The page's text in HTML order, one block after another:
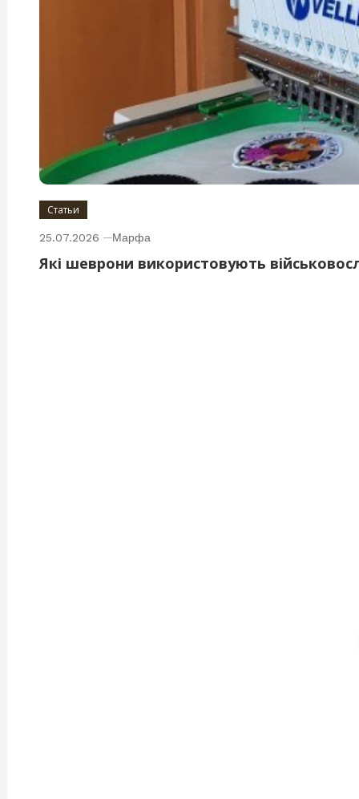
Статьи
25.07.2026 Марфа
Які шеврони використовують